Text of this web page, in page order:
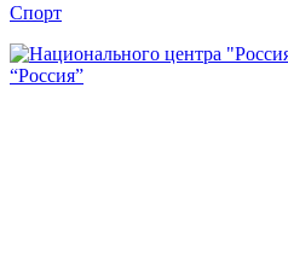
Спорт
“Россия”